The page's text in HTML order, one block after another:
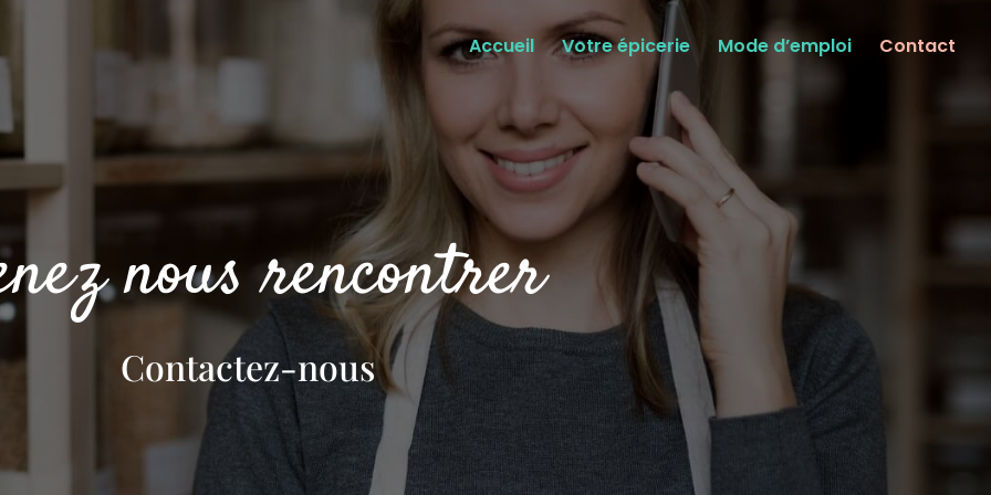
Accueil Votre épicerie Mode d’emploi Contact
nous rencontrer
Contactez-nous